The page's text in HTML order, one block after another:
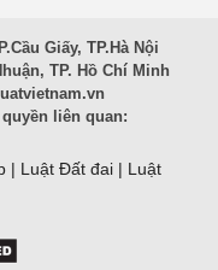
Giấy, TP.Hà Nội
TP. Hồ Chí Minh
liên quan:
| Luật Đất đai | Luật